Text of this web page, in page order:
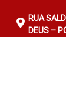
RUA
DEUS –